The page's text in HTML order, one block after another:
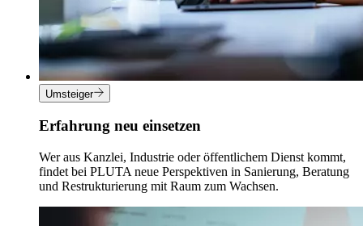
Umsteiger
Erfahrung neu einsetzen
Wer aus Kanzlei, Industrie oder öffentlichem Dienst kommt,
findet bei PLUTA neue Perspektiven in Sanierung, Beratung
und Restrukturierung mit Raum zum Wachsen.